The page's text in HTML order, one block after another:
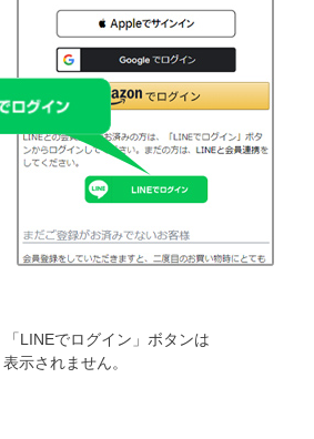
LINEでログイン」ボタンは
表示されません。